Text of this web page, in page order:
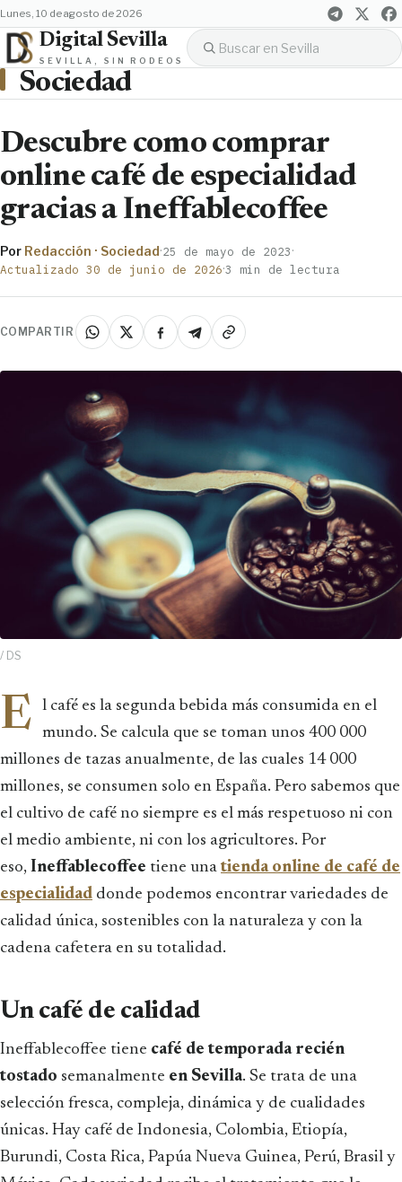
lunes, 10 de agosto de 2026
Digital Sevilla
SEVILLA, SIN RODEOS
Sociedad
Descubre como comprar
online café de especialidad
gracias a Ineffablecoffee
Por Redacción · Sociedad·25 de mayo de 2023·
Actualizado 30 de junio de 2026·3 min de lectura
COMPARTIR
/ DS
E
l café es la segunda bebida más consumida en el
mundo. Se calcula que se toman unos 400 000
millones de tazas anualmente, de las cuales 14 000
millones, se consumen solo en España. Pero sabemos que
el cultivo de café no siempre es el más respetuoso ni con
el medio ambiente, ni con los agricultores. Por
eso, Ineffablecoffee tiene una tienda online de café de
especialidad donde podemos encontrar variedades de
calidad única, sostenibles con la naturaleza y con la
cadena cafetera en su totalidad.
Un café de calidad
Ineffablecoffee tiene café de temporada recién
tostado semanalmente en Sevilla. Se trata de una
selección fresca, compleja, dinámica y de cualidades
únicas. Hay café de Indonesia, Colombia, Etiopía,
Burundi, Costa Rica, Papúa Nueva Guinea, Perú, Brasil y